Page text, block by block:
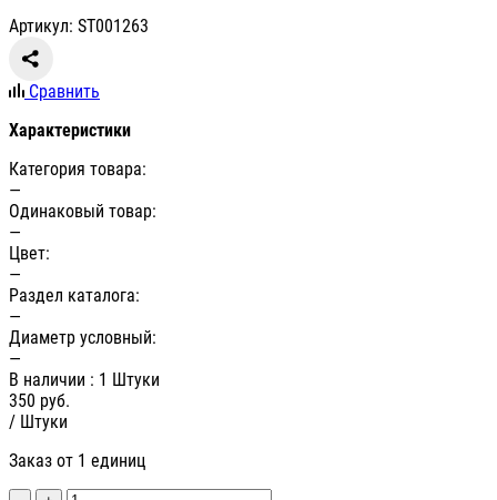
Артикул: ST001263
Сравнить
Характеристики
Категория товара:
—
Одинаковый товар:
—
Цвет:
—
Раздел каталога:
—
Диаметр условный:
—
В наличии : 1 Штуки
350 руб.
/ Штуки
Заказ от 1 единиц